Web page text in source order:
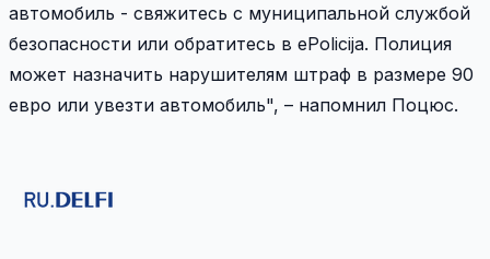
автомобиль - свяжитесь с муниципальной службой
безопасности или обратитесь в ePolicija. Полиция
может назначить нарушителям штраф в размере 90
евро или увезти автомобиль", – напомнил Поцюс.